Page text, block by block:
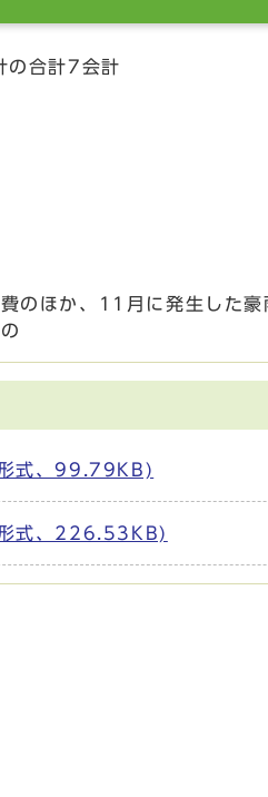
の合計7会計
のほか、11月に発生した
式、99.79KB)
式、226.53KB)